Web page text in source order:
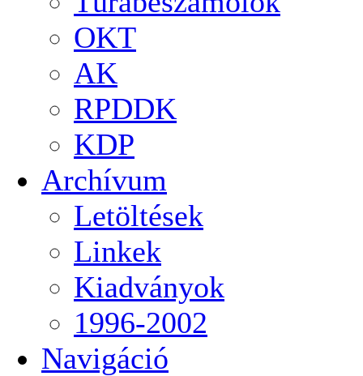
OKT
AK
RPDDK
KDP
Archívum
Letöltések
Linkek
Kiadványok
1996-2002
Navigáció